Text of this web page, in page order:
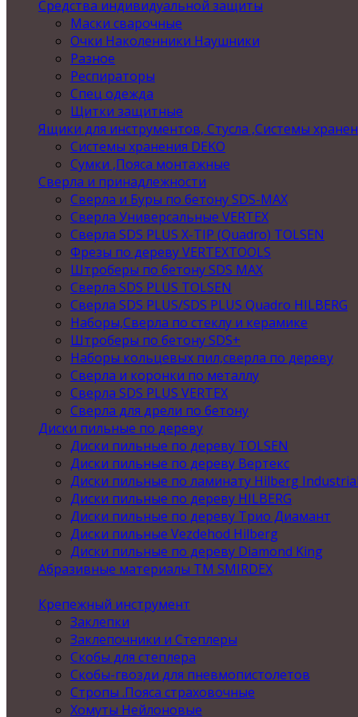
Средства индивидуальной защиты
Маски сварочные
Очки Наколенники Наушники
Разное
Респираторы
Спец одежда
Щитки защитные
Ящики для инструментов, Стусла ,Системы
Системы хранения DEKO
Сумки ,Пояса монтажные
Сверла и принадлежности
Сверла и Буры по бетону SDS-MAX
Сверла Универсальные VERTEX
Сверла SDS PLUS X-TIP (Quadro) TOLSEN
Фрезы по дереву VERTEXTOOLS
Штроберы по бетону SDS MAX
Сверла SDS PLUS TOLSEN
Сверла SDS PLUS/SDS PLUS Quadro HILBERG
Наборы,Сверла по стеклу и керамике
Штроберы по бетону SDS+
Наборы кольцевых пил,сверла по дереву
Сверла и коронки по металлу
Сверла SDS PLUS VERTEX
Сверла для дрели по бетону
Диски пильные по дереву
Диски пильные по дереву TOLSEN
Диски пильные по дереву Вертекс
Диски пильные по ламинату Hilberg
Диски пильные по дереву HILBERG
Диски пильные по дереву Трио Диамант
Диски пильные Vezdehod Hilberg
Диски пильные по дереву Diamond King
Абразивные материалы ТМ SMIRDEX
Крепежный инструмент
Заклепки
Заклепочники и Степлеры
Скобы для степлера
Скобы-гвозди для пневмопистолетов
Стропы .Пояса страховочные
Хомуты Нейлоновые